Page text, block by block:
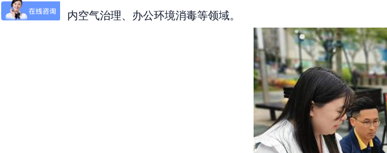
内空气治理、办公环境消毒等领域。